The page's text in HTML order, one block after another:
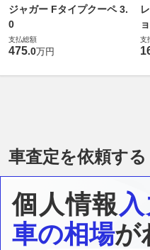
ジャガー Fタイプクーペ 3.
0
支払総額
475.0万円
支
車査定を依頼する
個人情報
車の相場が